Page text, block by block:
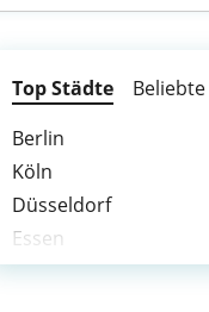
Top Städte
Berlin
Köln
Düsseldorf
Essen
Duisburg